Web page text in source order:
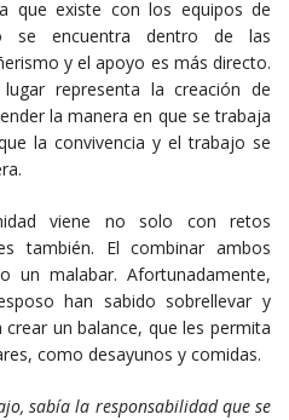
que existe con los equipos de
encuentra dentro de las
y el apoyo es más directo.
representa la creación de
la manera en que se trabaja
la convivencia y el trabajo se
viene no solo con retos
también. El combinar ambos
un malabar. Afortunadamente,
han sabido sobrellevar y
un balance, que les permita
como desayunos y comidas.
sabía la responsabilidad que se